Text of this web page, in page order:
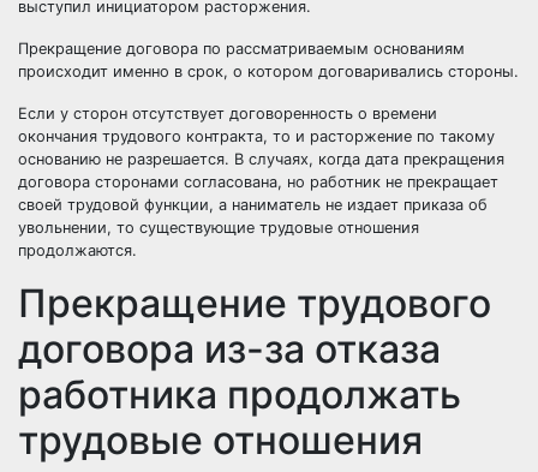
выступил инициатором расторжения.
Прекращение договора по рассматриваемым основаниям
происходит именно в срок, о котором договаривались стороны.
Если у сторон отсутствует договоренность о времени
окончания трудового контракта, то и расторжение по такому
основанию не разрешается. В случаях, когда дата прекращения
договора сторонами согласована, но работник не прекращает
своей трудовой функции, а наниматель не издает приказа об
увольнении, то существующие трудовые отношения
продолжаются.
Прекращение трудового
договора из-за отказа
работника продолжать
трудовые отношения